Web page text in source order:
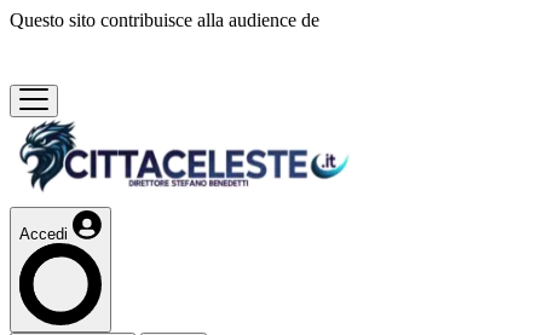
Questo sito contribuisce alla audience de
Accedi